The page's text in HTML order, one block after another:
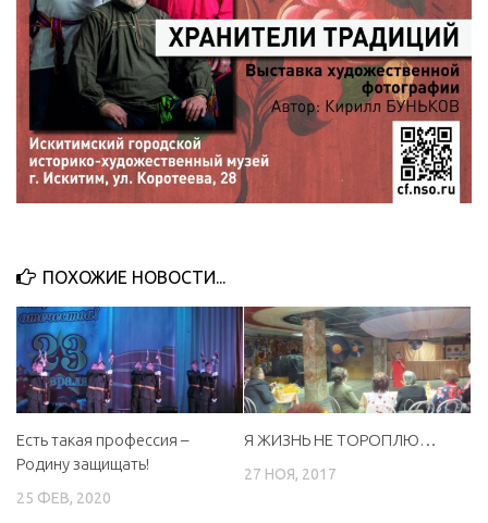
ПОХОЖИЕ НОВОСТИ...
Есть такая профессия –
Родину защищать!
25 ФЕВ, 2020
Я ЖИЗНЬ НЕ ТОРОПЛЮ…
27 НОЯ, 2017